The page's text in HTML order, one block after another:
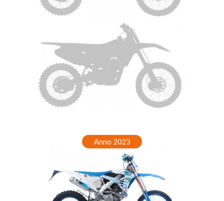
Anno 2023